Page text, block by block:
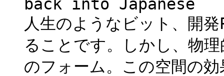
back into Japanese
人生のようなビット、開
ることです。しかし、物
のフォーム。この空間の